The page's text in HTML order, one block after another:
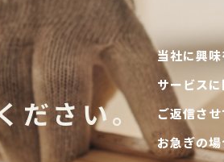
ださい。
当社に興
サービス
ご返信させ
お急ぎの